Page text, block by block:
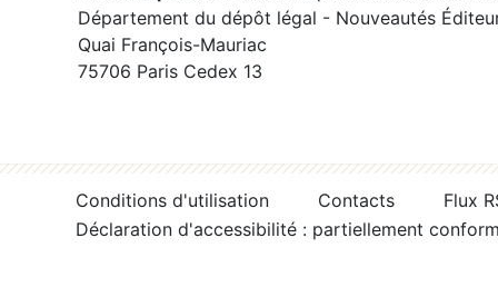
Département du dépôt légal - Nouveautés
Quai François-Mauriac
75706 Paris Cedex 13
Conditions d'utilisation Contacts
Flux
Déclaration d'accessibilité : partiellement